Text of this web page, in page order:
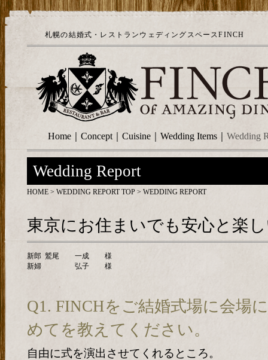
札幌の結婚式・レストランウェディングスペースFINCH
Home Concept Cuisine Wedding Items Wedding
Wedding Report
HOME > WEDDING REPORT TOP > WEDDING REPORT
東京にお住まいでも安心と楽
新郎 鷲尾 一成
様
新婦
弘子 様
Q1. FINCHをご結婚式場に会場
めてを教えてください。
自由に式を演出させてくれるところ。